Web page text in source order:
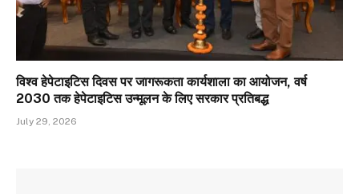
विश्व हेपेटाइटिस दिवस पर जागरूकता कार्यशाला का आयोजन, वर्ष
2030 तक हेपेटाइटिस उन्मूलन के लिए सरकार प्रतिबद्ध
July 29, 2026